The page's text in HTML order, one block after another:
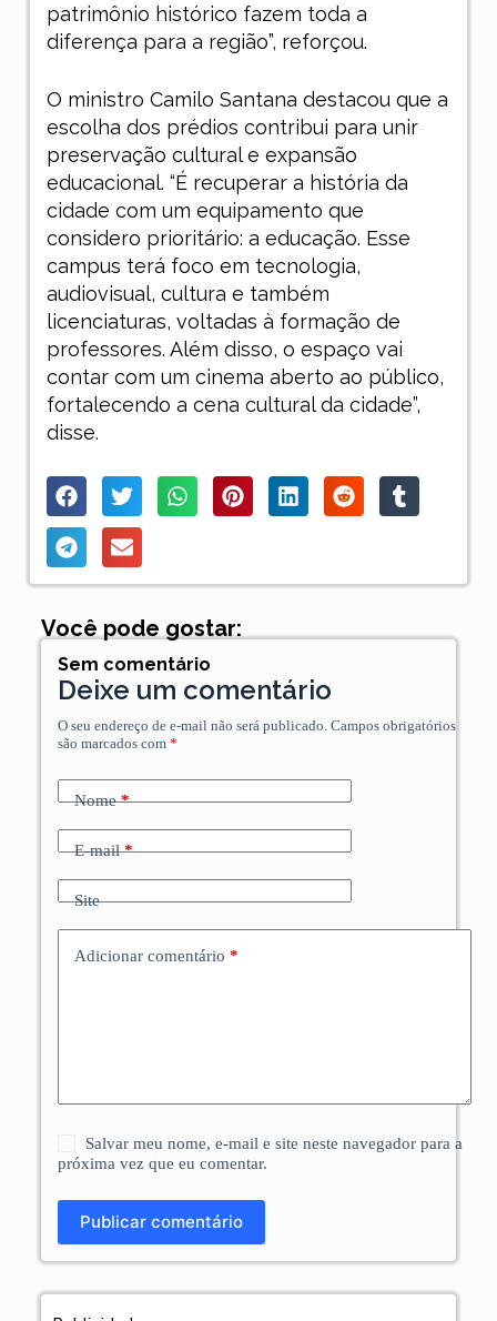
patrimônio histórico fazem toda a
diferença para a região”, reforçou.
O ministro Camilo Santana destacou que a
escolha dos prédios contribui para unir
preservação cultural e expansão
educacional. “É recuperar a história da
cidade com um equipamento que
considero prioritário: a educação. Esse
campus terá foco em tecnologia,
audiovisual, cultura e também
licenciaturas, voltadas à formação de
professores. Além disso, o espaço vai
contar com um cinema aberto ao público,
fortalecendo a cena cultural da cidade”,
disse.
Você pode gostar:
Sem comentário
Deixe um comentário
O seu endereço de e-mail não será publicado. Campos obrigatórios
são marcados com *
Nome*
E-mail*
Site
Adicionar comentário *
Salvar meu nome, e-mail e site neste navegador para a
próxima vez que eu comentar.
Publicar comentário